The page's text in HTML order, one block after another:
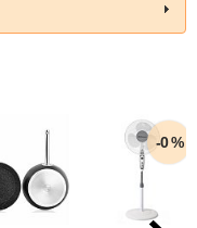
-0 %